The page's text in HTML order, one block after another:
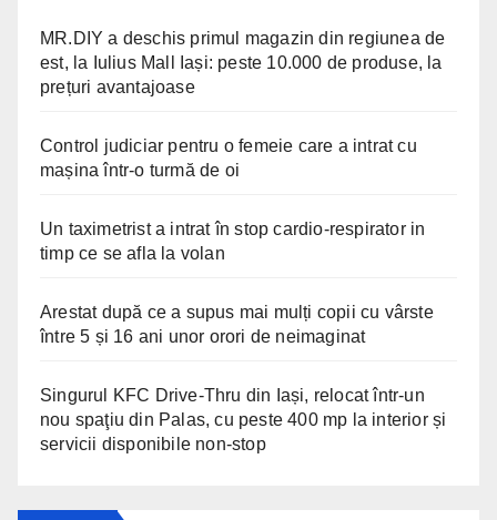
MR.DIY a deschis primul magazin din regiunea de
est, la Iulius Mall Iași: peste 10.000 de produse, la
prețuri avantajoase
Control judiciar pentru o femeie care a intrat cu
mașina într-o turmă de oi
Un taximetrist a intrat în stop cardio-respirator in
timp ce se afla la volan
Arestat după ce a supus mai mulți copii cu vârste
între 5 și 16 ani unor orori de neimaginat
Singurul KFC Drive-Thru din Iași, relocat într-un
nou spaţiu din Palas, cu peste 400 mp la interior și
servicii disponibile non-stop